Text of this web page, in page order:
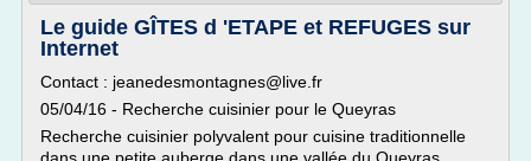
Le guide GÎTES d 'ETAPE et REFUGES sur
Internet
Contact : jeanedesmontagnes@live.fr
05/04/16 - Recherche cuisinier pour le Queyras
Recherche cuisinier polyvalent pour cuisine traditionnelle